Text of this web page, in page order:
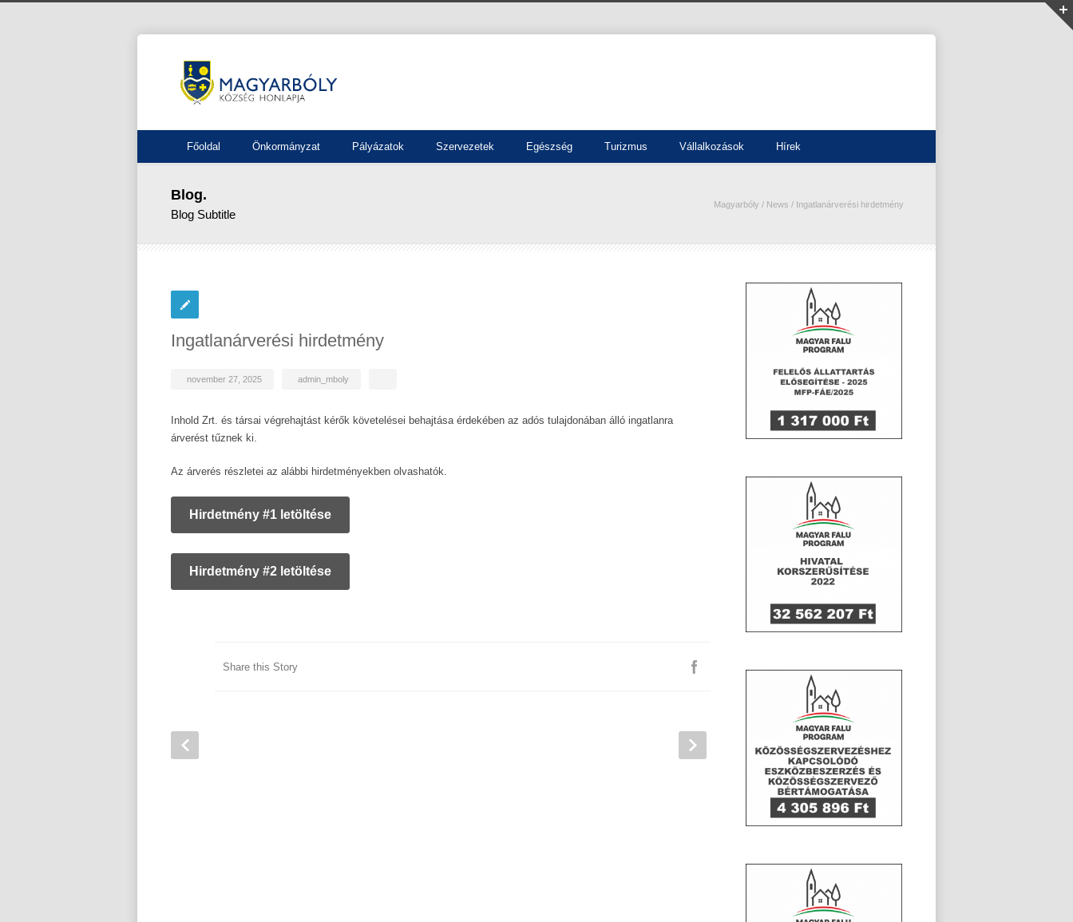
Főoldal Önkormányzat Pályázatok Szervezetek Egészség Turizmus Vállalkozások Hírek
Blog.
Blog Subtitle
Magyarbóly / News / Ingatlanárverési hirdetmény
Ingatlanárverési hirdetmény
november 27, 2025 admin_mboly
Inhold Zrt. és társai végrehajtást kérők követelései behajtása érdekében az adós tulajdonában álló ingatlanra
árverést tűznek ki.
Az árverés részletei az alábbi hirdetményekben olvashatók.
Hirdetmény #1 letöltése
Hirdetmény #2 letöltése
Share this Story